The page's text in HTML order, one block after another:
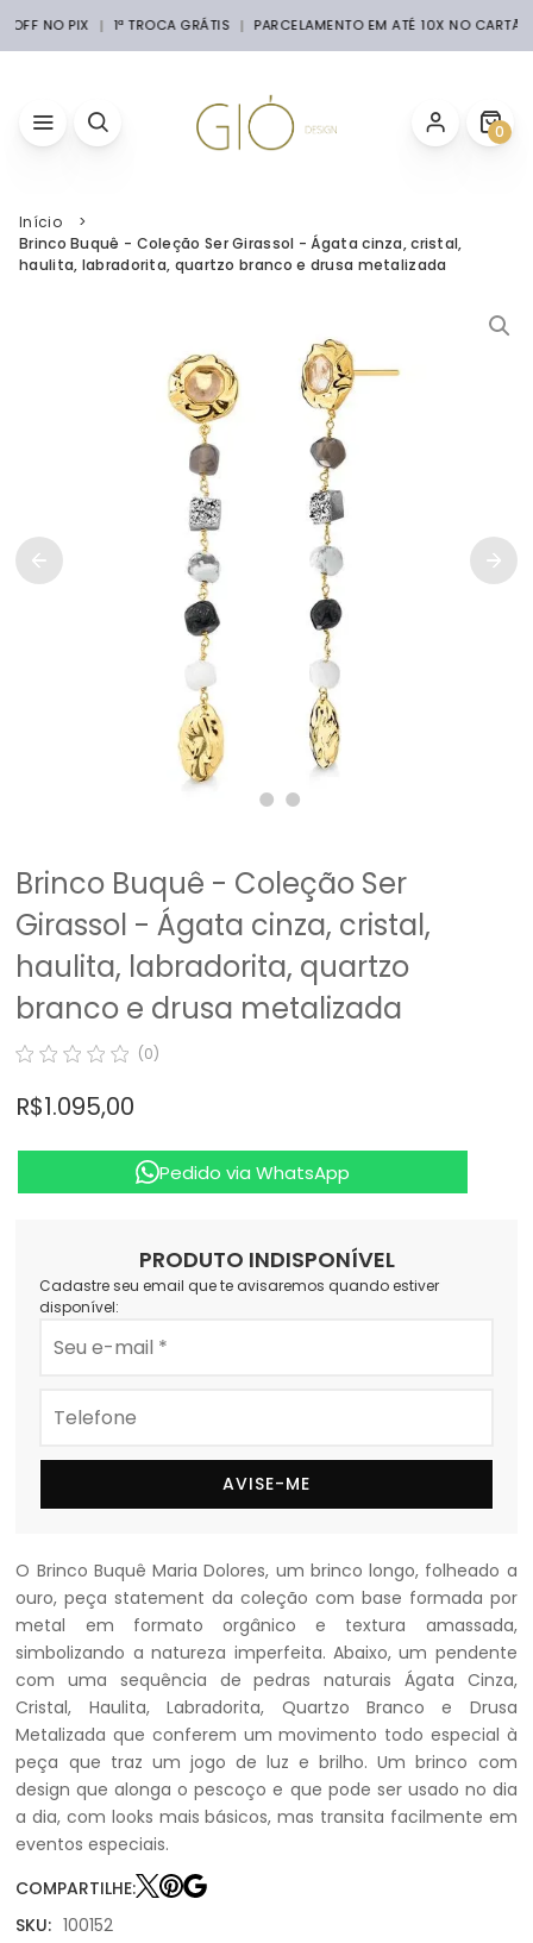
OFF NO PIX 1ª TROCA GRÁTIS PARCELAMENTO EM ATÉ 10X NO CARTÃO
0
Início
Brinco Buquê - Coleção Ser Girassol - Ágata cinza, cristal,
haulita, labradorita, quartzo branco e drusa metalizada
Brinco Buquê - Coleção Ser
Girassol - Ágata cinza, cristal,
haulita, labradorita, quartzo
branco e drusa metalizada
(0)
R$ 1.095,00
Pedido via WhatsApp
PRODUTO INDISPONÍVEL
Cadastre seu email que te avisaremos quando estiver
disponível:
AVISE-ME
O Brinco Buquê Maria Dolores, um brinco longo, folheado a
ouro, peça statement da coleção com base formada por
metal em formato orgânico e textura amassada,
simbolizando a natureza imperfeita. Abaixo, um pendente
com uma sequência de pedras naturais Ágata Cinza,
Cristal, Haulita, Labradorita, Quartzo Branco e Drusa
Metalizada que conferem um movimento todo especial à
peça que traz um jogo de luz e brilho. Um brinco com
design que alonga o pescoço e que pode ser usado no dia
a dia, com looks mais básicos, mas transita facilmente em
eventos especiais.
COMPARTILHE:
SKU: 100152